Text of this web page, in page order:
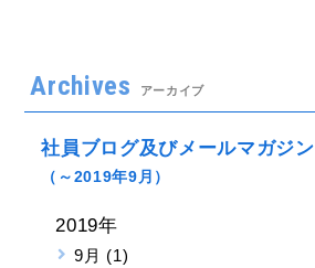
Archives アーカイブ
社員ブログ及びメールマガジン
（～2019年9月）
2019年
9月 (1)